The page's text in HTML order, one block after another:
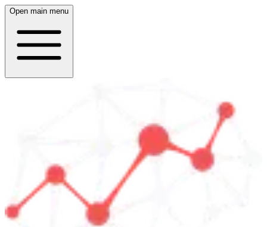
Open main menu